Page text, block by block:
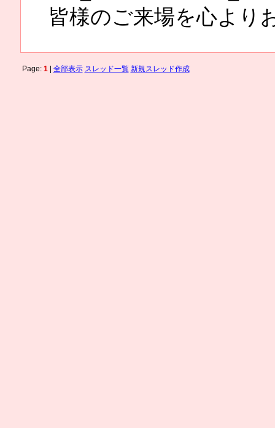
皆様のご来場を心より
Page: 1| 全部表示 スレッド一覧 新規スレッド作成